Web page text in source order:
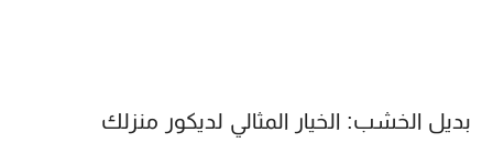
بديل الخشب: الخيار المثالي لديكور منزلك